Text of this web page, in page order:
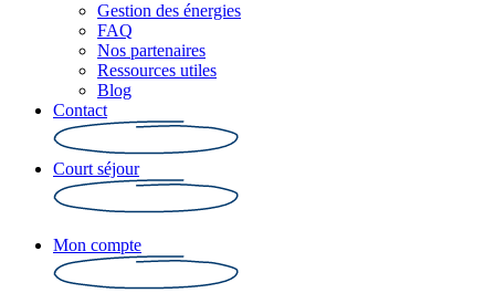
Gestion des énergies
FAQ
Nos partenaires
Ressources utiles
Blog
Contact
Court séjour
Mon compte